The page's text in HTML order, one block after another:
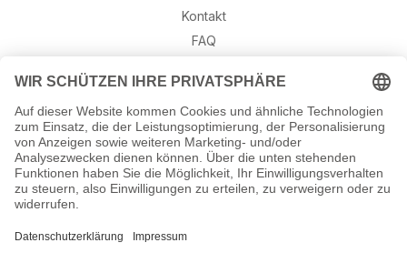
Kontakt
FAQ
Widerruf
Ratgeber
Geburtssteine
Gravur – Schriften & Hinweise